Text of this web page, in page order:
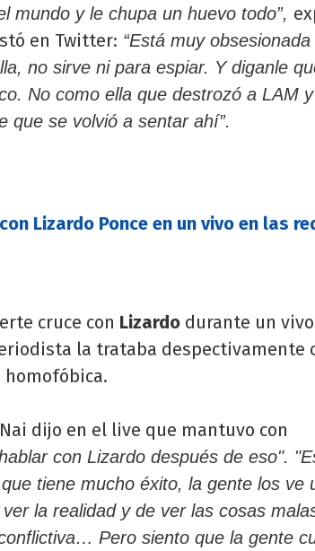
mundo y le chupa un huevo todo”,
en Twitter: “Está muy obsesionada
no sirve ni para espiar. Y diganle
No como ella que destrozó a LAM
que se volvió a sentar ahí”.
Lizardo Ponce en un vivo en las
cruce con Lizardo durante un
la trataba despectivamente
dijo en el live que mantuvo con
con Lizardo después de eso".
tiene mucho éxito, la gente los ve
la realidad y de ver las cosas
Pero siento que la gente